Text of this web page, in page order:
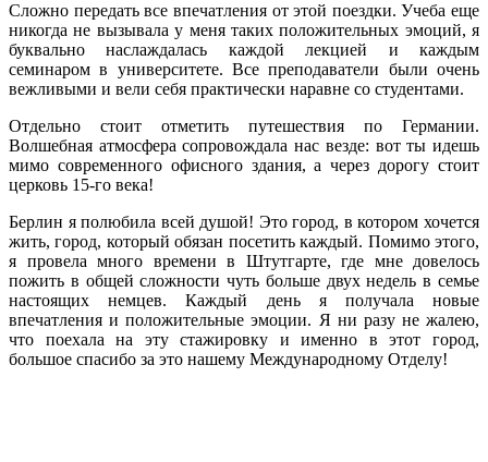
Сложно передать все впечатления от этой поездки. Учеба еще
никогда не вызывала у меня таких положительных эмоций, я
буквально наслаждалась каждой лекцией и каждым
семинаром в университете. Все преподаватели были очень
вежливыми и вели себя практически наравне со студентами.
Отдельно стоит отметить путешествия по Германии.
Волшебная атмосфера сопровождала нас везде: вот ты идешь
мимо современного офисного здания, а через дорогу стоит
церковь 15-го века!
Берлин я полюбила всей душой! Это город, в котором хочется
жить, город, который обязан посетить каждый. Помимо этого,
я провела много времени в Штутгарте, где мне довелось
пожить в общей сложности чуть больше двух недель в семье
настоящих немцев. Каждый день я получала новые
впечатления и положительные эмоции. Я ни разу не жалею,
что поехала на эту стажировку и именно в этот город,
большое спасибо за это нашему Международному Отделу!